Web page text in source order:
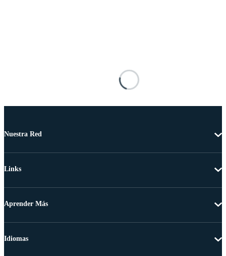
Nuestra Red
Links
Aprender Más
Idiomas